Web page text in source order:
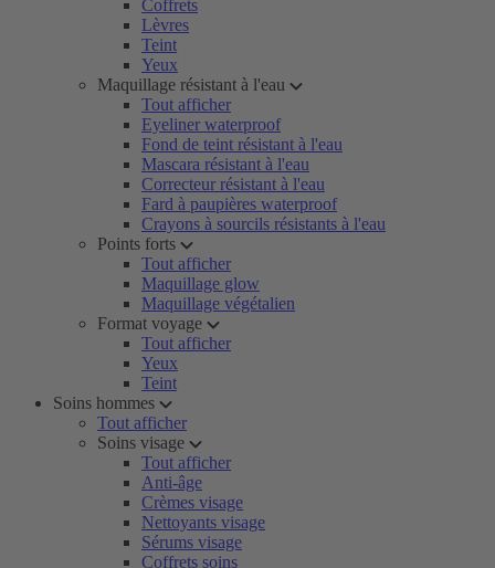
Coffrets
Lèvres
Teint
Yeux
Maquillage résistant à l'eau
Tout afficher
Eyeliner waterproof
Fond de teint résistant à l'eau
Mascara résistant à l'eau
Correcteur résistant à l'eau
Fard à paupières waterproof
Crayons à sourcils résistants à l'eau
Points forts
Tout afficher
Maquillage glow
Maquillage végétalien
Format voyage
Tout afficher
Yeux
Teint
Soins hommes
Tout afficher
Soins visage
Tout afficher
Anti-âge
Crèmes visage
Nettoyants visage
Sérums visage
Coffrets soins